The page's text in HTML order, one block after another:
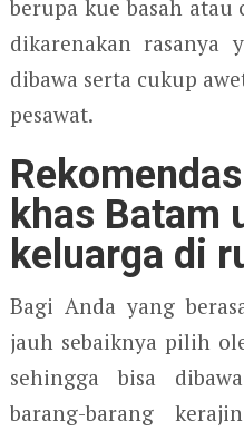
berupa kue basah
dikarenakan rasanya
dibawa serta cukup
pesawat.
khas Batam
keluarga di
Bagi Anda yang
jauh sebaiknya pilih
sehingga bisa
barang-barang